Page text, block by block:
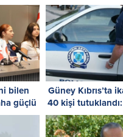
bilen
güçlü
Güney Kıbrıs’ta
40 kişi
ele